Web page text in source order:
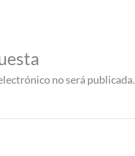
no será publicada.